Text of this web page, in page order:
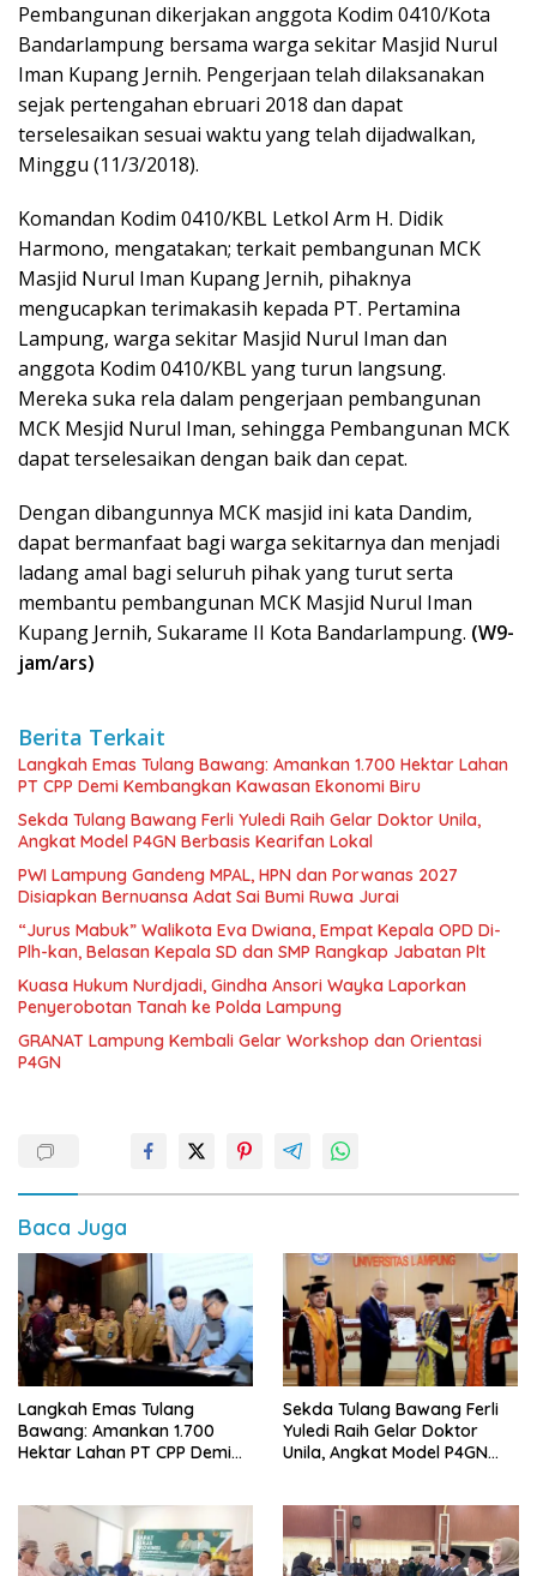
Pembangunan dikerjakan anggota Kodim 0410/Kota
Bandarlampung bersama warga sekitar Masjid Nurul
Iman Kupang Jernih. Pengerjaan telah dilaksanakan
sejak pertengahan ebruari 2018 dan dapat
terselesaikan sesuai waktu yang telah dijadwalkan,
Minggu (11/3/2018).
Komandan Kodim 0410/KBL Letkol Arm H. Didik
Harmono, mengatakan; terkait pembangunan MCK
Masjid Nurul Iman Kupang Jernih, pihaknya
mengucapkan terimakasih kepada PT. Pertamina
Lampung, warga sekitar Masjid Nurul Iman dan
anggota Kodim 0410/KBL yang turun langsung.
Mereka suka rela dalam pengerjaan pembangunan
MCK Mesjid Nurul Iman, sehingga Pembangunan MCK
dapat terselesaikan dengan baik dan cepat.
Dengan dibangunnya MCK masjid ini kata Dandim,
dapat bermanfaat bagi warga sekitarnya dan menjadi
ladang amal bagi seluruh pihak yang turut serta
membantu pembangunan MCK Masjid Nurul Iman
Kupang Jernih, Sukarame II Kota Bandarlampung. (W9-
jam/ars)
Berita Terkait
Langkah Emas Tulang Bawang: Amankan 1.700 Hektar Lahan
PT CPP Demi Kembangkan Kawasan Ekonomi Biru
Sekda Tulang Bawang Ferli Yuledi Raih Gelar Doktor Unila,
Angkat Model P4GN Berbasis Kearifan Lokal
PWI Lampung Gandeng MPAL, HPN dan Porwanas 2027
Disiapkan Bernuansa Adat Sai Bumi Ruwa Jurai
“Jurus Mabuk” Walikota Eva Dwiana, Empat Kepala OPD Di-
Plh-kan, Belasan Kepala SD dan SMP Rangkap Jabatan Plt
Kuasa Hukum Nurdjadi, Gindha Ansori Wayka Laporkan
Penyerobotan Tanah ke Polda Lampung
GRANAT Lampung Kembali Gelar Workshop dan Orientasi
P4GN
Baca Juga
Langkah Emas Tulang
Bawang: Amankan 1.700
Hektar Lahan PT CPP Demi
Sekda Tulang Bawang Ferli
Yuledi Raih Gelar Doktor
Unila, Angkat Model P4GN